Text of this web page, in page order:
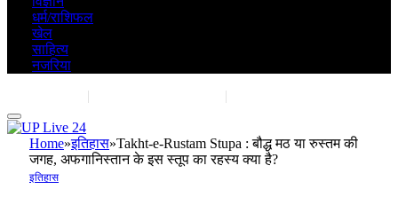
धर्म/राशिफल
खेल
साहित्य
नजरिया
| |
Home»इतिहास»Takht-e-Rustam Stupa : बौद्ध मठ या रुस्तम की
जगह, अफगानिस्तान के इस स्तूप का रहस्य क्या है?
इतिहास